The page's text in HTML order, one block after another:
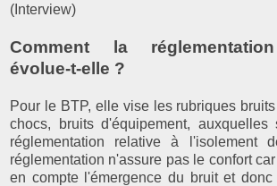
(Interview)
Comment la
évolue-t-elle ?
Pour le BTP, elle vise les rubriques
chocs, bruits d'équipement, auxquelles
réglementation relative à l'isolement
réglementation n'assure pas le confort
en compte l'émergence du bruit et